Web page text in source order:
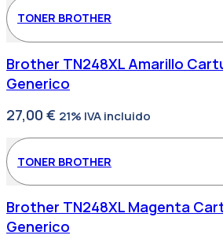
TONER BROTHER
Brother TN248XL Amarillo
Generico
27,00 € 21% IVA incluido
TONER BROTHER
Brother TN248XL Magenta
Generico